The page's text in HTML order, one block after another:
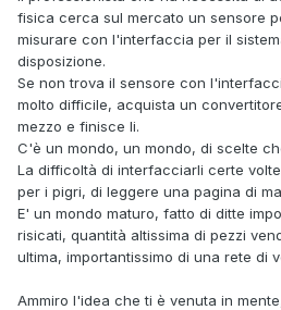
fisica cerca sul mercato un sensore
misurare con l'interfaccia per il
disposizione.
Se non trova il sensore con
molto difficile, acquista un
mezzo e finisce li.
C'è un mondo, un mondo, di scelte
La difficoltà di interfacciarli certe
per i pigri, di leggere una pagina di
E' un mondo maturo, fatto di ditte
risicati, quantità altissima di pezzi
ultima, importantissimo di una rete di
Ammiro l'idea che ti è venuta in